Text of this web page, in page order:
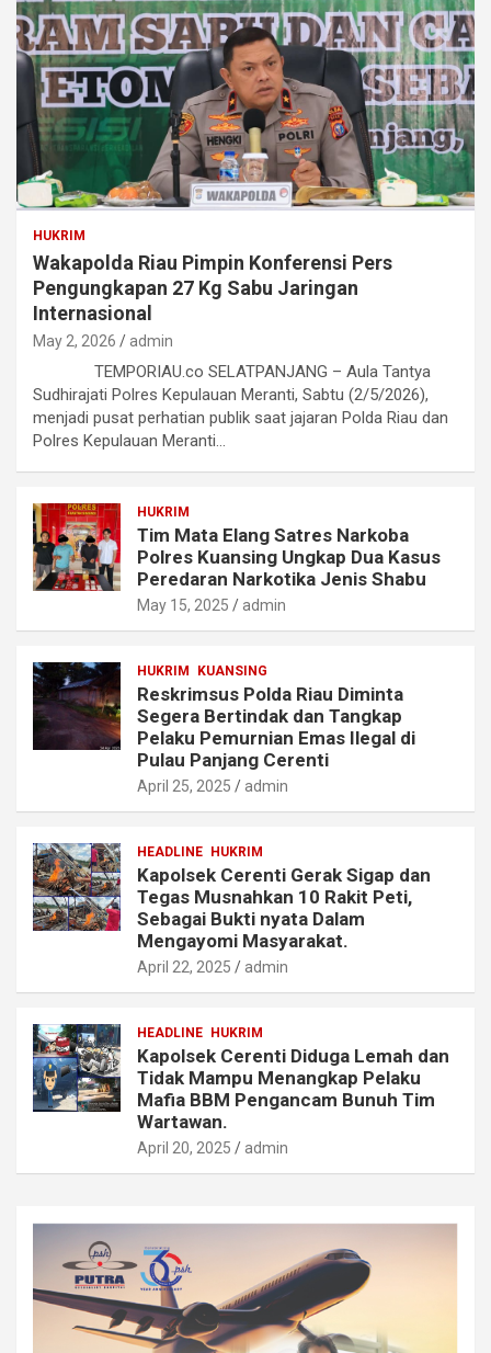
HUKRIM
Wakapolda Riau Pimpin Konferensi Pers
Pengungkapan 27 Kg Sabu Jaringan
Internasional
May 2, 2026 admin
TEMPORIAU.co SELATPANJANG – Aula Tantya
Sudhirajati Polres Kepulauan Meranti, Sabtu (2/5/2026),
menjadi pusat perhatian publik saat jajaran Polda Riau dan
Polres Kepulauan Meranti…
HUKRIM
Tim Mata Elang Satres Narkoba
Polres Kuansing Ungkap Dua Kasus
Peredaran Narkotika Jenis Shabu
May 15, 2025 admin
HUKRIM KUANSING
Reskrimsus Polda Riau Diminta
Segera Bertindak dan Tangkap
Pelaku Pemurnian Emas Ilegal di
Pulau Panjang Cerenti
April 25, 2025 admin
HEADLINE HUKRIM
Kapolsek Cerenti Gerak Sigap dan
Tegas Musnahkan 10 Rakit Peti,
Sebagai Bukti nyata Dalam
Mengayomi Masyarakat.
April 22, 2025 admin
HEADLINE HUKRIM
Kapolsek Cerenti Diduga Lemah dan
Tidak Mampu Menangkap Pelaku
Mafia BBM Pengancam Bunuh Tim
Wartawan.
April 20, 2025 admin